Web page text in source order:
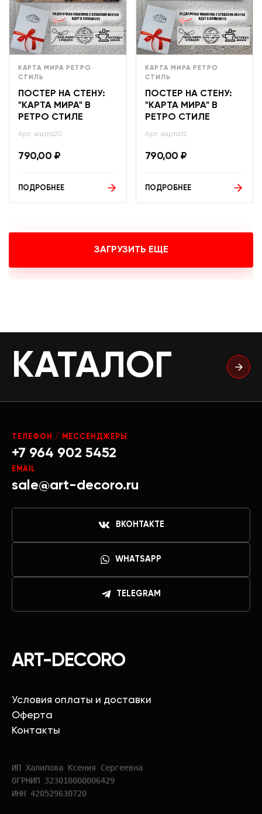
КАРТА МИРА РЕТРО
СТИЛЬ
ПОСТЕР НА СТЕНУ:
"КАРТА МИРА" В
РЕТРО СТИЛЕ
Арт: карта20
790,00 ₽
ПОДРОБНЕЕ
КАРТА МИРА РЕТРО
СТИЛЬ
ПОСТЕР НА СТЕНУ:
"КАРТА МИРА" В
РЕТРО СТИЛЕ
Арт: карта12
790,00 ₽
ПОДРОБНЕЕ
ЗАГРУЗИТЬ ЕЩЕ
КАТАЛОГ
ART-DECORO
Условия оплаты и доставки
Оферта
Контакты
ИП Халилова Ксения Сергеевна
ОГРНИП 323010000006429
ИНН 420529630720
ТЕЛЕФОН / МЕССЕНДЖЕРЫ
+7 964 902 5452
EMAIL
sale@art-decoro.ru
ВКОНТАКТЕ
WHATSAPP
TELEGRAM